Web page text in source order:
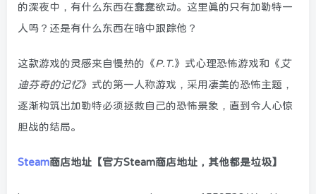
的深夜中，有什么东西在蠢蠢欲动。这里真的只有加勒特一
人吗？还是有什么东西在暗中跟踪他？
这款游戏的灵感来自慢热的《 P.T. 》式心理恐怖游戏和《 艾
迪芬奇的记忆》式的第一人称游戏，采用凄美的恐怖主题，
逐渐构筑出加勒特必须拯救自己的恐怖景象，直到令人心惊
胆战的结局。
Steam商店地址【官方Steam商店地址，其他都是垃圾】